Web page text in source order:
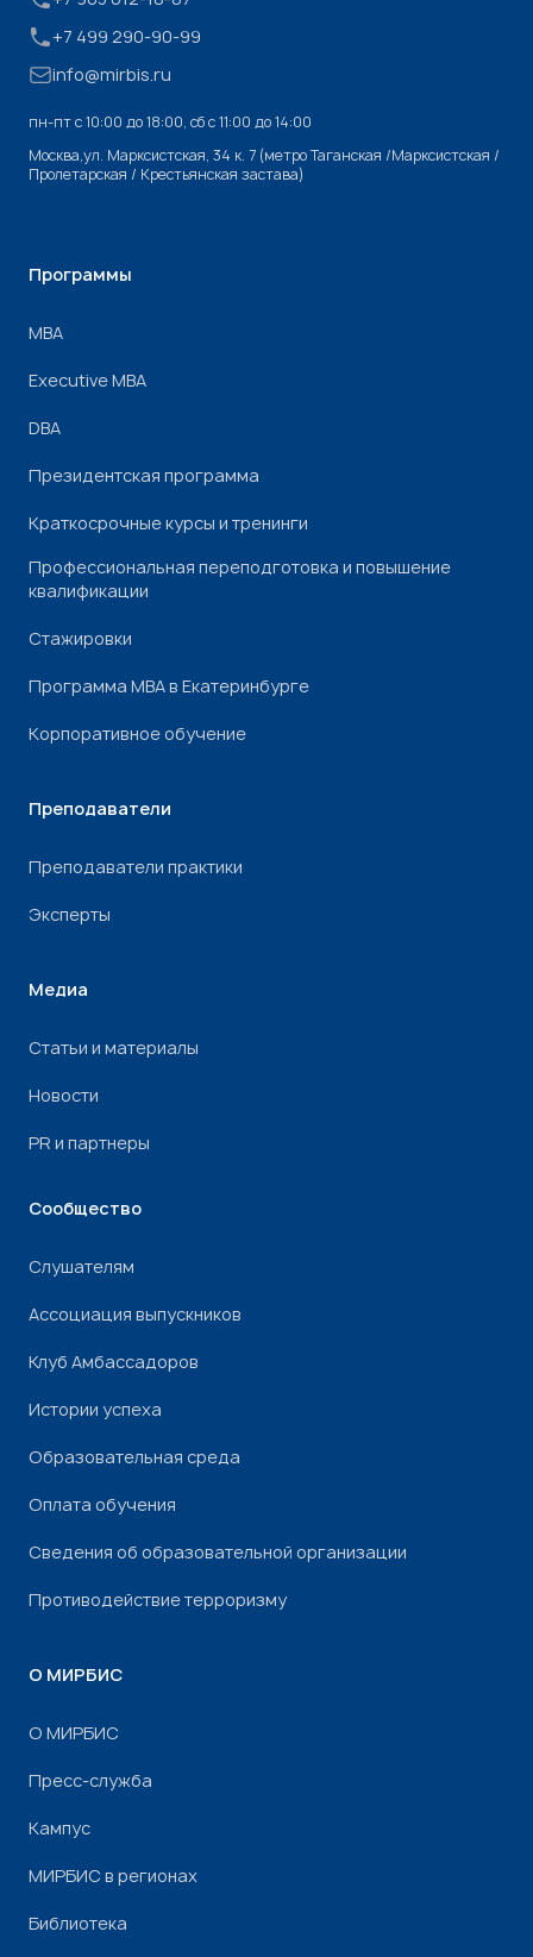
+7 499 290-90-99
info@mirbis.ru
пн-пт с 10:00 до 18:00, cб с 11:00 до 14:00
Москва,ул. Марксистская, 34 к. 7 (метро Таганская /Марксистская /
Пролетарская / Крестьянская застава)
Программы
МВА
Executive MBA
DBA
Президентская программа
Краткосрочные курсы и тренинги
Профессиональная переподготовка и повышение
квалификации
Стажировки
Программа МВА в Екатеринбурге
Корпоративное обучение
Преподаватели
Преподаватели практики
Эксперты
Медиа
Статьи и материалы
Новости
PR и партнеры
Сообщество
Слушателям
Ассоциация выпускников
Клуб Амбассадоров
Истории успеха
Образовательная среда
Оплата обучения
Сведения об образовательной организации
Противодействие терроризму
О МИРБИС
О МИРБИС
Пресс-служба
Кампус
МИРБИС в регионах
Библиотека